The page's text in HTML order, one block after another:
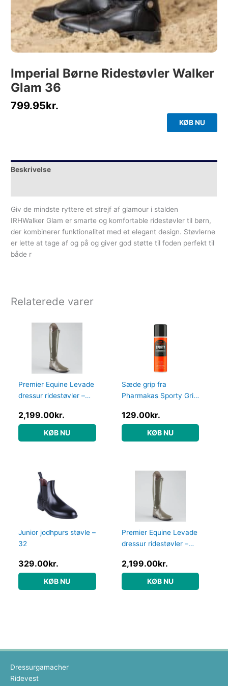
Imperial Børne Ridestøvler Walker
Glam 36
799.95kr.
KØB NU
Beskrivelse
Giv de mindste ryttere et strejf af glamour i stalden
IRHWalker Glam er smarte og komfortable ridestøvler til børn,
der kombinerer funktionalitet med et elegant design. Støvlerne
er lette at tage af og på og giver god støtte til foden perfekt til
både r
Relaterede varer
Premier Equine Levade
dressur ridestøvler –
2,199.00kr.
KØB NU
Sæde grip fra
Pharmakas Sporty Grip
spray
129.00kr.
KØB NU
Junior jodhpurs støvle –
32
329.00kr.
KØB NU
Premier Equine Levade
dressur ridestøvler –
2,199.00kr.
KØB NU
Dressurgamacher
Ridevest